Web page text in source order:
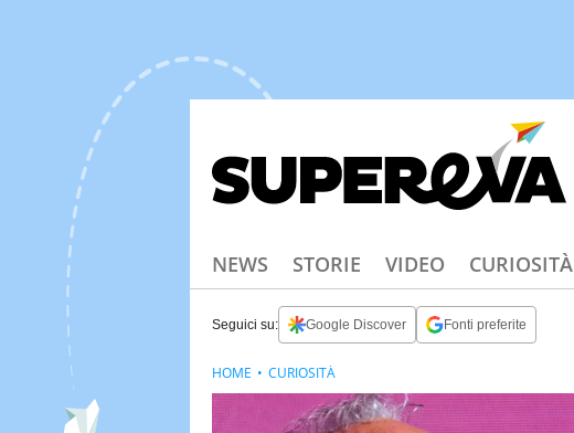
NEWS STORIE VIDEO CURIOSITÀ
Seguici su: Google Discover Fonti preferite
HOME CURIOSITÀ